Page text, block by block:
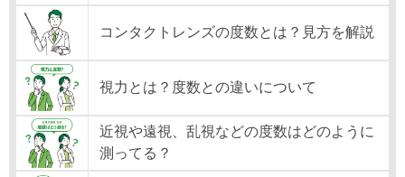
コンタクトレンズの度数とは？見方を解説
視力とは？度数との違いについて
近視や遠視、乱視などの度数はどのように
測ってる？